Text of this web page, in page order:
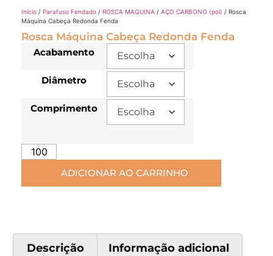
Início / Parafuso Fendado / ROSCA MAQUINA / AÇO CARBONO (pol) / Rosca
Máquina Cabeça Redonda Fenda
Rosca Máquina Cabeça Redonda Fenda
Acabamento
Diâmetro
Comprimento
ADICIONAR AO CARRINHO
Descrição Informação adicional